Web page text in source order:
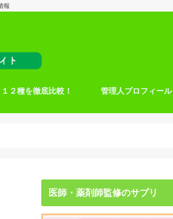
報
２種を徹底比較！ 管理人プロフィール
医師・薬剤師監修のサプリ